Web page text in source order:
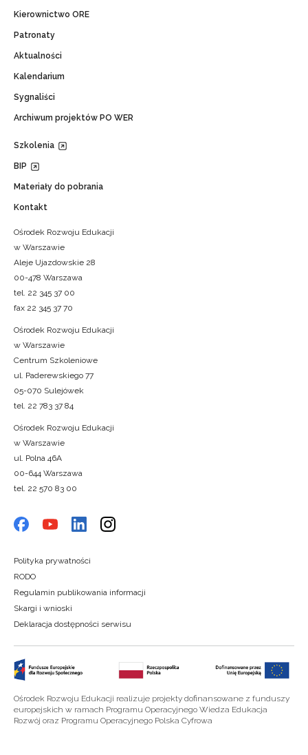
Kierownictwo ORE
Patronaty
Aktualności
Kalendarium
Sygnaliści
Archiwum projektów PO WER
Szkolenia
BIP
Materiały do pobrania
Kontakt
Ośrodek Rozwoju Edukacji
w Warszawie
Aleje Ujazdowskie 28
00-478 Warszawa
tel. 22 345 37 00
fax 22 345 37 70
Ośrodek Rozwoju Edukacji
w Warszawie
Centrum Szkoleniowe
ul. Paderewskiego 77
05-070 Sulejówek
tel. 22 783 37 84
Ośrodek Rozwoju Edukacji
w Warszawie
ul. Polna 46A
00-644 Warszawa
tel. 22 570 83 00
Polityka prywatności
RODO
Regulamin publikowania informacji
Skargi i wnioski
Deklaracja dostępności serwisu
Ośrodek Rozwoju Edukacji realizuje projekty dofinansowane z funduszy
europejskich w ramach Programu Operacyjnego Wiedza Edukacja
Rozwój oraz Programu Operacyjnego Polska Cyfrowa